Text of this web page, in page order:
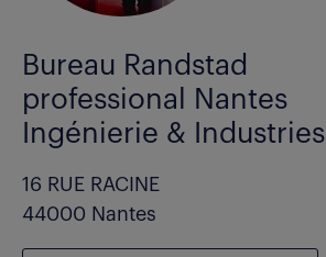
Bureau Randstad
professional Nantes
Ingénierie & Industries
16 RUE RACINE
44000 Nantes